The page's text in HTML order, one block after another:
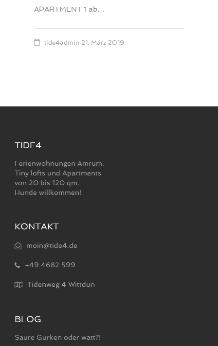
APARTMENT 1 ab…
tide4admin 21. März 2019
TIDE4
Ferienwohnungen Amrum.
Tiny lofts und Apartments
von 20 bis 120 qm.
Hunde willkommen!
KONTAKT
moin@tide4.de
+49 4682 599
Tidenweg 4 Wittdün
BLOG
Saure Gurken oder watt?!